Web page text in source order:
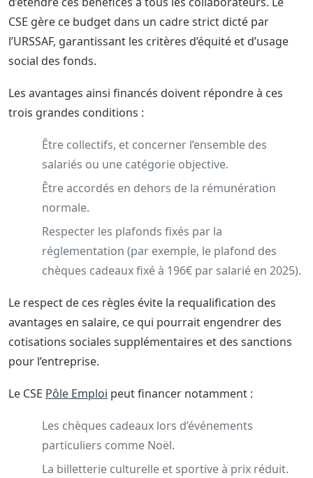
CSE gère ce budget dans un cadre strict dicté par
l’URSSAF, garantissant les critères d’équité et d’usage
social des fonds.
Les avantages ainsi financés doivent répondre à ces
trois grandes conditions :
Être collectifs, et concerner l’ensemble des
salariés ou une catégorie objective.
Être accordés en dehors de la rémunération
normale.
Respecter les plafonds fixés par la
réglementation (par exemple, le plafond des
chèques cadeaux fixé à 196€ par salarié en 2025).
Le respect de ces règles évite la requalification des
avantages en salaire, ce qui pourrait engendrer des
cotisations sociales supplémentaires et des sanctions
pour l’entreprise.
Le CSE Pôle Emploi peut financer notamment :
Les chèques cadeaux lors d’événements
particuliers comme Noël.
La billetterie culturelle et sportive à prix réduit.